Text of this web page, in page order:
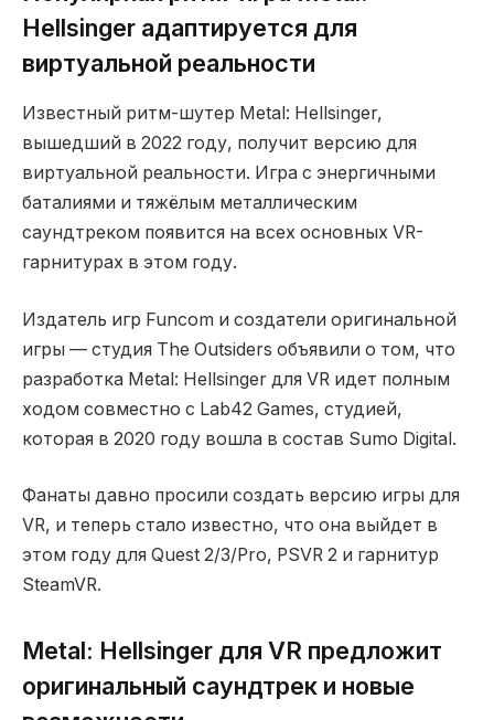
Hellsinger адаптируется для
виртуальной реальности
Известный ритм-шутер Metal: Hellsinger,
вышедший в 2022 году, получит версию для
виртуальной реальности. Игра с энергичными
баталиями и тяжёлым металлическим
саундтреком появится на всех основных VR-
гарнитурах в этом году.
Издатель игр Funcom и создатели оригинальной
игры — студия The Outsiders объявили о том, что
разработка Metal: Hellsinger для VR идет полным
ходом совместно с Lab42 Games, студией,
которая в 2020 году вошла в состав Sumo Digital.
Фанаты давно просили создать версию игры для
VR, и теперь стало известно, что она выйдет в
этом году для Quest 2/3/Pro, PSVR 2 и гарнитур
SteamVR.
Metal: Hellsinger для VR предложит
оригинальный саундтрек и новые